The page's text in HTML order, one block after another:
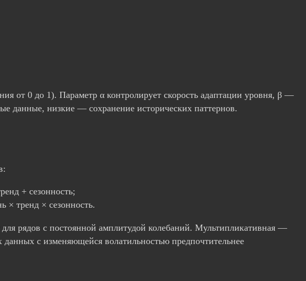
от 0 до 1). Параметр α контролирует скорость адаптации уровня, β —
данные, низкие — сохранение исторических паттернов.
+ сезонность;
× тренд × сезонность.
рядов с постоянной амплитудой колебаний. Мультипликативная —
с изменяющейся волатильностью предпочтительнее